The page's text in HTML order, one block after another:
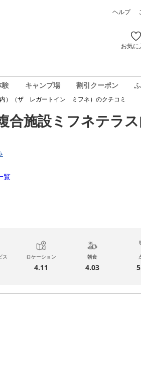
ヘルプ
お気に
験 キャンプ場 割引クーポン
）（ザ レガートイン ミフネ） のクチコミ
施設ミフネテラ
覧
ス ロケーション
4.11
朝食
4.03